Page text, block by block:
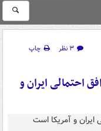
۳ نظر
چاپ
احتمالی ایران و